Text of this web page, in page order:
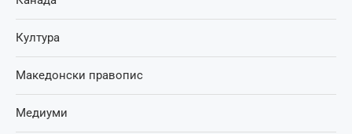
Култура
Македонски правопис
Медиуми